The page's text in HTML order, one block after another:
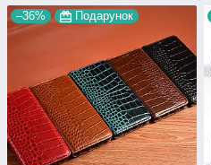
–36% Подарунок